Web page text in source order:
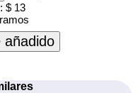
$ 13
añadido